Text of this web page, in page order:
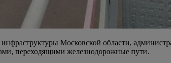
Московской области,
переходящими железнодорожные пути.